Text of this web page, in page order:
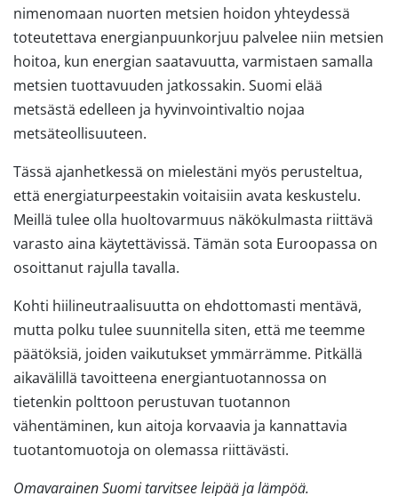
nimenomaan nuorten metsien hoidon yhteydessä
toteutettava energianpuunkorjuu palvelee niin metsien
hoitoa, kun energian saatavuutta, varmistaen samalla
metsien tuottavuuden jatkossakin. Suomi elää
metsästä edelleen ja hyvinvointivaltio nojaa
metsäteollisuuteen.
Tässä ajanhetkessä on mielestäni myös perusteltua,
että energiaturpeestakin voitaisiin avata keskustelu.
Meillä tulee olla huoltovarmuus näkökulmasta riittävä
varasto aina käytettävissä. Tämän sota Euroopassa on
osoittanut rajulla tavalla.
Kohti hiilineutraalisuutta on ehdottomasti mentävä,
mutta polku tulee suunnitella siten, että me teemme
päätöksiä, joiden vaikutukset ymmärrämme. Pitkällä
aikavälillä tavoitteena energiantuotannossa on
tietenkin polttoon perustuvan tuotannon
vähentäminen, kun aitoja korvaavia ja kannattavia
tuotantomuotoja on olemassa riittävästi.
Omavarainen Suomi tarvitsee leipää ja lämpöä.